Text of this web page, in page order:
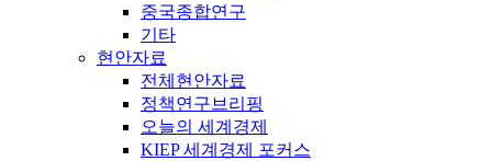
중국종합연구
기타
현안자료
전체현안자료
정책연구브리핑
오늘의 세계경제
KIEP 세계경제 포커스